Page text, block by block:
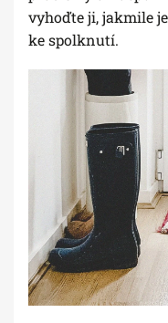
vyhoďte ji, jakmile
ke spolknutí.